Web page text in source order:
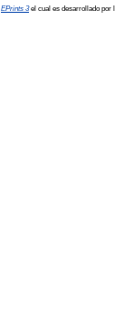
EPrints 3el cual es desarrollado por